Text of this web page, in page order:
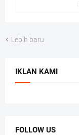
Lebih baru
IKLAN KAMI
FOLLOW US